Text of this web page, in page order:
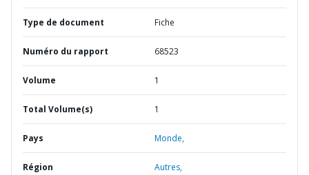
Type de document Fiche
Numéro du rapport 68523
Volume 1
Total Volume(s) 1
Pays Monde,
Région Autres,